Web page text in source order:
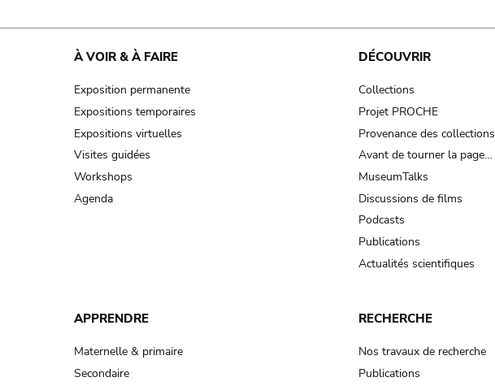
À VOIR & À FAIRE
Exposition permanente
Expositions temporaires
Expositions virtuelles
Visites guidées
Workshops
Agenda
DÉCOUVRIR
Collections
Projet PROCHE
Provenance des collections
Avant de tourner la page…
MuseumTalks
Discussions de films
Podcasts
Publications
Actualités scientifiques
APPRENDRE
Maternelle & primaire
Secondaire
RECHERCHE
Nos travaux de recherche
Publications